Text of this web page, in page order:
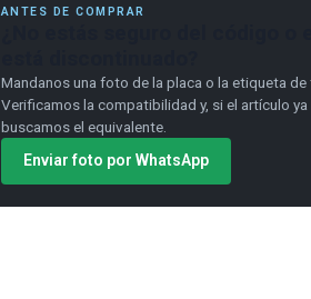
ANTES DE COMPRAR
Mandanos una foto de la placa o la etiqueta de
Verificamos la compatibilidad y, si el artículo ya
buscamos el equivalente.
Enviar foto por WhatsApp